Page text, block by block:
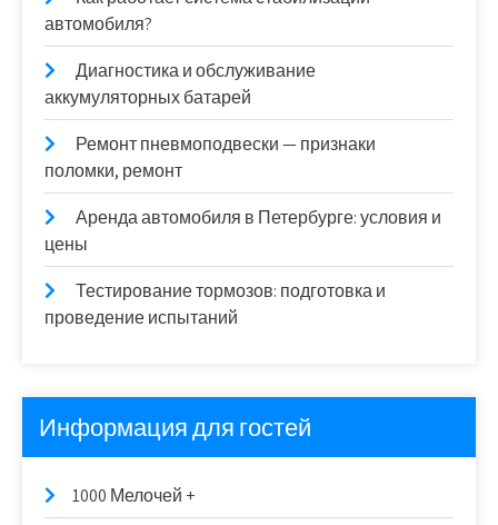
автомобиля?
Диагностика и обслуживание
аккумуляторных батарей
Ремонт пневмоподвески — признаки
поломки, ремонт
Аренда автомобиля в Петербурге: условия и
цены
Тестирование тормозов: подготовка и
проведение испытаний
Информация для гостей
1000 Мелочей +